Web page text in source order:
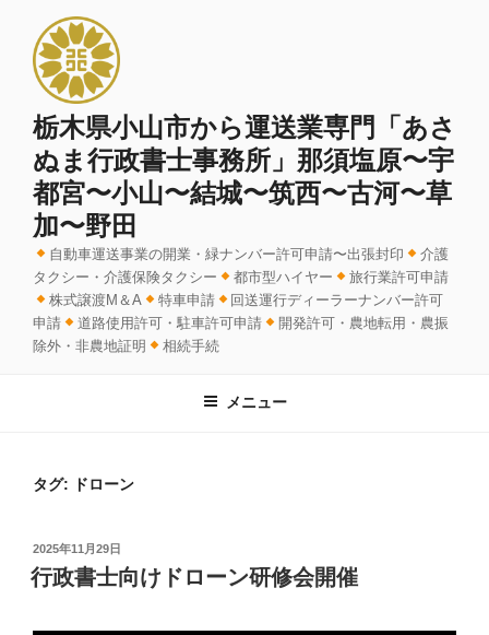
栃木県小山市から運送業専門「あさ
ぬま行政書士事務所」那須塩原〜宇
都宮〜小山〜結城〜筑西〜古河〜草
加〜野田
自動車運送事業の開業・緑ナンバー許可申請〜出張封印
介護
タクシー・介護保険タクシー
都市型ハイヤー
旅行業許可申請
株式譲渡M＆A
特車申請
回送運行ディーラーナンバー許可
申請
道路使用許可・駐車許可申請
開発許可・農地転用・農振
除外・非農地証明
相続手続
メニュー
タグ: ドローン
投
稿
日:
2025年11月29日
行政書士向けドローン研修会開催